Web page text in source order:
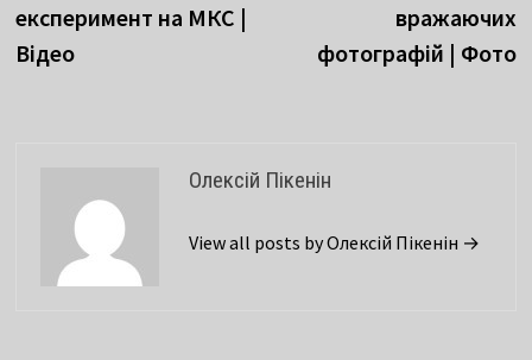
експеримент на МКС |
Відео
вражаючих
фотографій | Фото
Олексій Пікенін
View all posts by Олексій Пікенін →